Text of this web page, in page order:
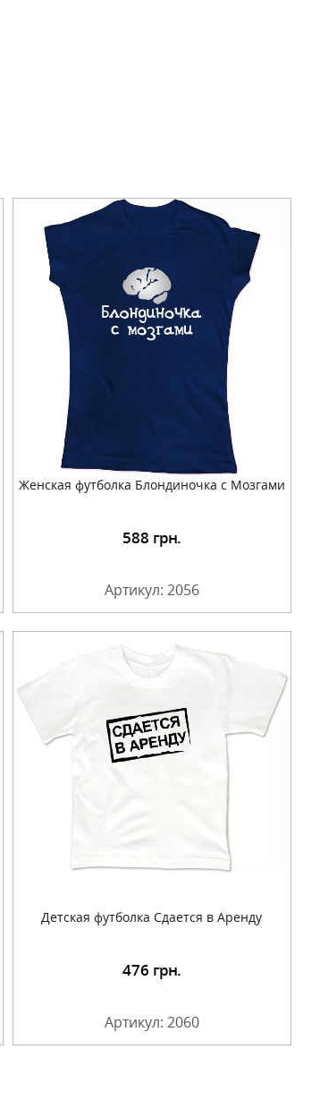
Женская футболка Блондиночка с Мозгами
588 грн.
Артикул: 2056
Детская футболка Сдается в Аренду
476 грн.
Артикул: 2060